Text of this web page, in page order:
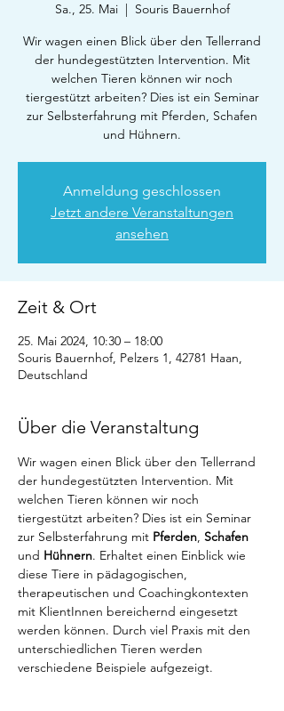
Sa., 25. Mai
  |
Souris Bauernhof
Wir wagen einen Blick über den Tellerrand
der hundegestützten Intervention. Mit
welchen Tieren können wir noch
tiergestützt arbeiten? Dies ist ein Seminar
zur Selbsterfahrung mit Pferden, Schafen
und Hühnern.
Anmeldung geschlossen
Jetzt andere Veranstaltungen
ansehen
Zeit & Ort
25. Mai 2024, 10:30 – 18:00
Souris Bauernhof, Pelzers 1, 42781 Haan,
Deutschland
Über die Veranstaltung
Wir wagen einen Blick über den Tellerrand
der hundegestützten Intervention. Mit
welchen Tieren können wir noch
tiergestützt arbeiten? Dies ist ein Seminar
zur Selbsterfahrung mit Pferden, Schafen
und Hühnern. Erhaltet einen Einblick wie
diese Tiere in pädagogischen,
therapeutischen und Coachingkontexten
mit KlientInnen bereichernd eingesetzt
werden können. Durch viel Praxis mit den
unterschiedlichen Tieren werden
verschiedene Beispiele aufgezeigt.